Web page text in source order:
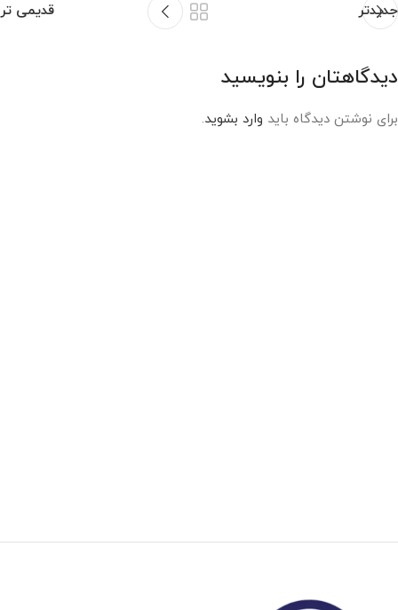
جدیدتر قدیمی تر
دیدگاهتان را بنویسید
برای نوشتن دیدگاه باید وارد بشوید.